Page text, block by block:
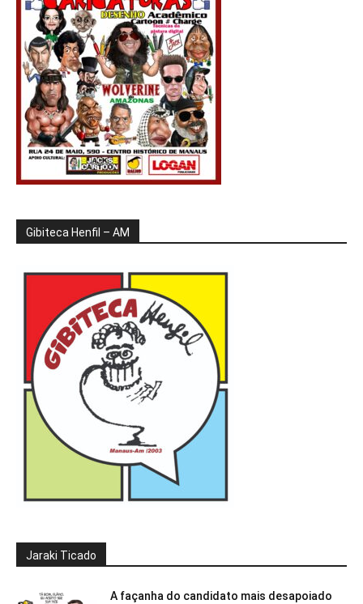
Gibiteca Henfil – AM
Jaraki Ticado
A façanha do candidato mais desapoiado